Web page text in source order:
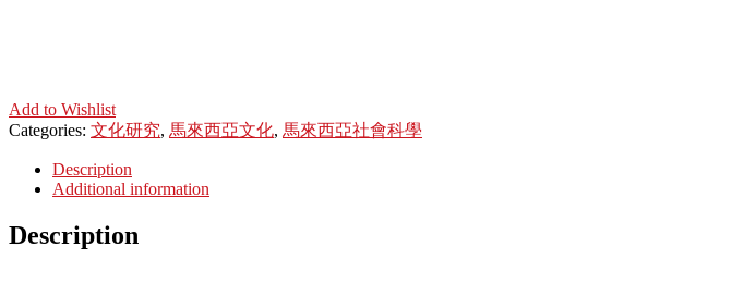
Add to Wishlist
Categories: 文化研究, 馬來西亞文化, 馬來西亞社會科學
Description
Additional information
Description